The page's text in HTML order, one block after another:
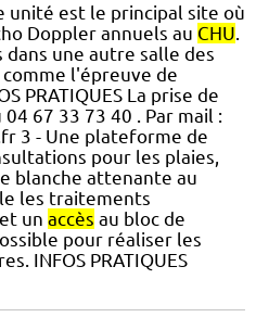
est le principal site où
Doppler annuels au CHU.
une autre salle des
l'épreuve de
PRATIQUES La prise de
67 33 73 40 . Par mail :
3 - Une plateforme de
pour les plaies,
blanche attenante au
les traitements
un accès au bloc de
pour réaliser les
INFOS PRATIQUES